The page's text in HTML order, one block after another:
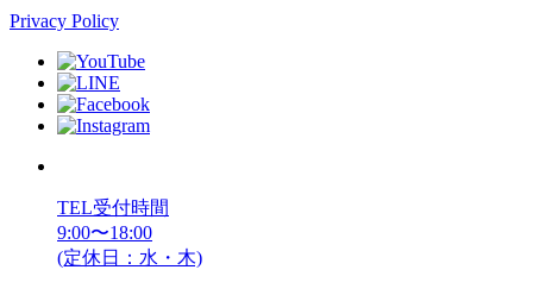
Privacy Policy
TEL受付時間
9:00〜18:00
(定休日：水・木)